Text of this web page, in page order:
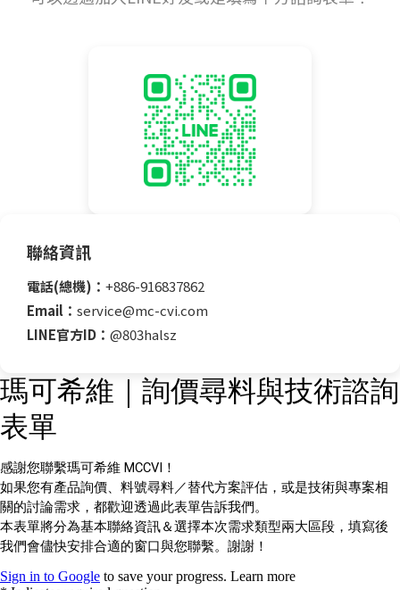
聯絡資訊
電話(總機)： +886-916837862
Email： service@mc-cvi.com
LINE官方ID： @803halsz